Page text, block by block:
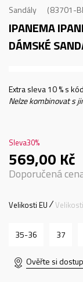
Sandály 83701-
IPANEMA
DÁMSKÉ
Extra sleva 10 % s
Nelze kombinovat s
Sleva30%
569,00 Kč
Doporučená
Velikosti EU Velikosti
35-36 37
Ověřte si